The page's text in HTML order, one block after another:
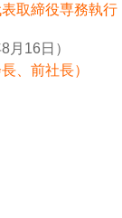
取締役専務執行
月16日）
、前社長）